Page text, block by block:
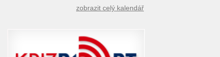
zobrazit celý kalendář